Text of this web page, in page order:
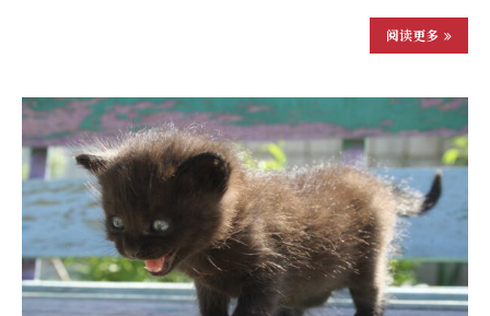
阅读更多